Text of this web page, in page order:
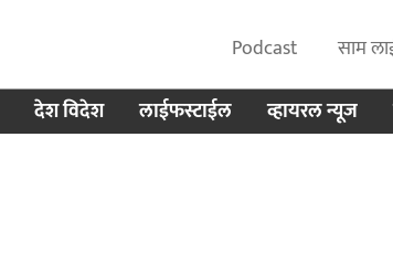
Podcast साम
देश विदेश लाईफस्टाईल व्हायरल न्यूज